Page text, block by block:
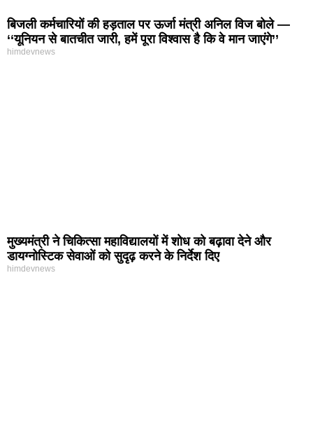
बिजली कर्मचारियों की हड़ताल पर ऊर्जा मंत्री अनिल विज बोले —
‘‘यूनियन से बातचीत जारी, हमें पूरा विश्वास है कि वे मान जाएंगे’’
himdevnews
मुख्यमंत्री ने चिकित्सा महाविद्यालयों में शोध को बढ़ावा देने और
डायग्नोस्टिक सेवाओं को सुदृढ़ करने के निर्देश दिए
himdevnews